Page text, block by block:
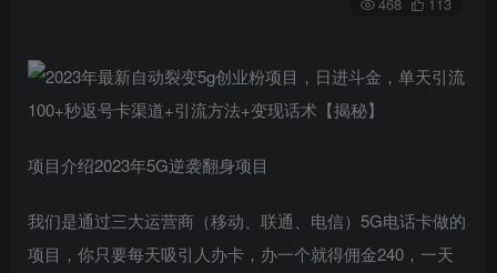
项目介绍2023年5G逆袭翻身项目
我们是通过三大运营商（移动、联通、电信）5G电话卡做的
项目，你只要每天吸引人办卡，办一个就得佣金240，一天